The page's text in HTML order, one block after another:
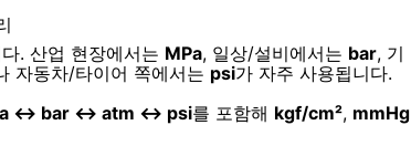
. 산업 현장에서는 MPa, 일상/설비에서는 bar, 기
자동차/타이어 쪽에서는 psi가 자주 사용됩니다.
↔ bar ↔ atm ↔ psi를 포함해 kgf/cm², mmHg